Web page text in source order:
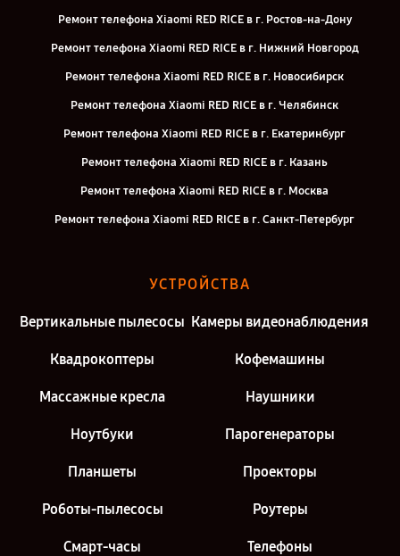
Ремонт телефона Xiaomi RED RICE в г. Ростов-на-Дону
Ремонт телефона Xiaomi RED RICE в г. Нижний Новгород
Ремонт телефона Xiaomi RED RICE в г. Новосибирск
Ремонт телефона Xiaomi RED RICE в г. Челябинск
Ремонт телефона Xiaomi RED RICE в г. Екатеринбург
Ремонт телефона Xiaomi RED RICE в г. Казань
Ремонт телефона Xiaomi RED RICE в г. Москва
Ремонт телефона Xiaomi RED RICE в г. Санкт-Петербург
УСТРОЙСТВА
Вертикальные пылесосы Камеры видеонаблюдения
Квадрокоптеры Кофемашины
Массажные кресла Наушники
Ноутбуки Парогенераторы
Планшеты Проекторы
Роботы-пылесосы Роутеры
Смарт-часы Телефоны